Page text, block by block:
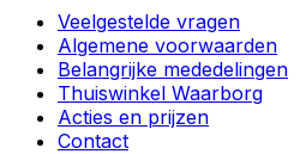
Veelgestelde vragen
Algemene voorwaarden
Belangrijke mededelingen
Thuiswinkel Waarborg
Acties en prijzen
Contact